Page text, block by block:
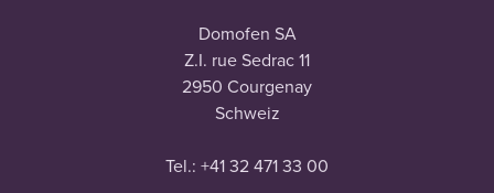
Domofen SA
Z.I. rue Sedrac 11
2950 Courgenay
Schweiz
Tel.: +41 32 471 33 00